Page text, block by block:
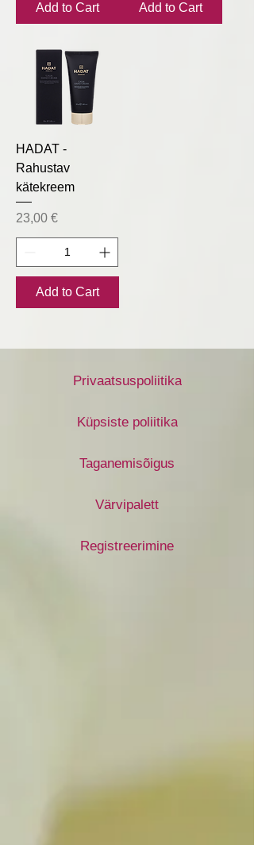
Add to Cart Add to Cart
HADAT -
Rahustav
kätekreem
Price
23,00 €
Add to Cart
Privaatsuspoliitika
Küpsiste poliitika
Taganemisõigus
Värvipalett
Registreerimine